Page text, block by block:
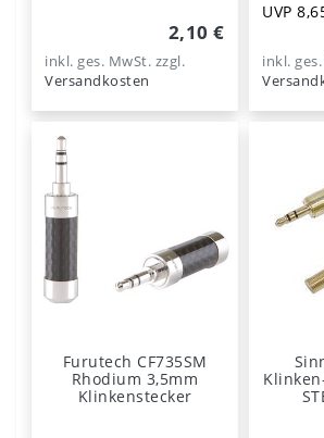
2,10 €
inkl. ges. MwSt. zzgl.
Versandkosten
UVP
inkl.
Furutech CF735SM
Rhodium 3,5mm
Klinkenstecker